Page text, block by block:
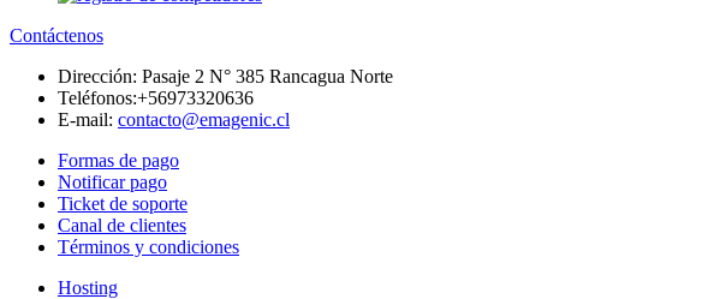
Contáctenos
Dirección: Pasaje 2 N° 385 Rancagua Norte
Teléfonos:+56973320636
E-mail: contacto@emagenic.cl
Formas de pago
Notificar pago
Ticket de soporte
Canal de clientes
Términos y condiciones
Hosting